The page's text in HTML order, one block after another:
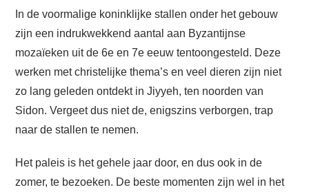
In de voormalige koninklijke stallen onder het gebouw
zijn een indrukwekkend aantal aan Byzantijnse
mozaïeken uit de 6e en 7e eeuw tentoongesteld. Deze
werken met christelijke thema’s en veel dieren zijn niet
zo lang geleden ontdekt in Jiyyeh, ten noorden van
Sidon. Vergeet dus niet de, enigszins verborgen, trap
naar de stallen te nemen.
Het paleis is het gehele jaar door, en dus ook in de
zomer, te bezoeken. De beste momenten zijn wel in het